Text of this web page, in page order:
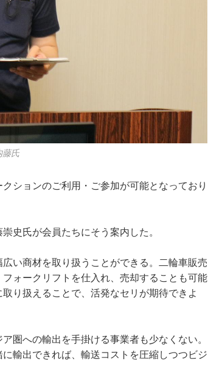
氏
ションのご利用・ご参加が可能となっており
史氏が会員たちにそう案内した。
い商材を取り扱うことができる。二輪車販売
ォークリフトを仕入れ、売却することも可能
り扱えることで、活発なセリが期待できよ
圏への輸出を手掛ける事業者も少なくない。
輸出できれば、輸送コストを圧縮しつつビジ